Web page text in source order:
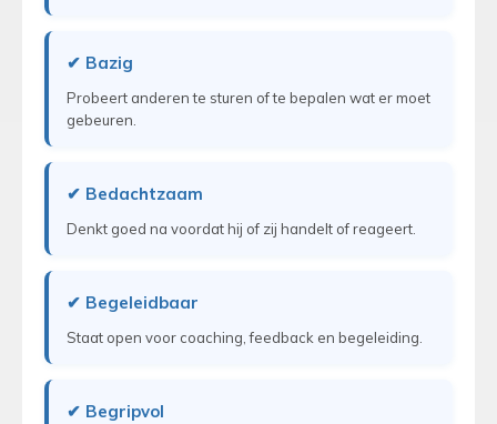
✔ Bazig
Probeert anderen te sturen of te bepalen wat er moet
gebeuren.
✔ Bedachtzaam
Denkt goed na voordat hij of zij handelt of reageert.
✔ Begeleidbaar
Staat open voor coaching, feedback en begeleiding.
✔ Begripvol